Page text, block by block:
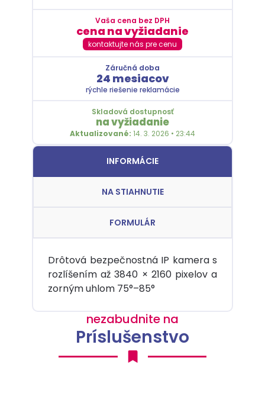
Vaša cena bez DPH
cena na vyžiadanie
kontaktujte nás pre cenu
Záručná doba
24 mesiacov
rýchle riešenie reklamácie
Skladová dostupnosť
na vyžiadanie
Aktualizované: 14. 3. 2026 • 23:44
INFORMÁCIE
NA STIAHNUTIE
FORMULÁR
Drôtová bezpečnostná IP kamera s
rozlíšením až 3840 × 2160 pixelov a
zorným uhlom 75°–85°
nezabudnite na
Príslušenstvo